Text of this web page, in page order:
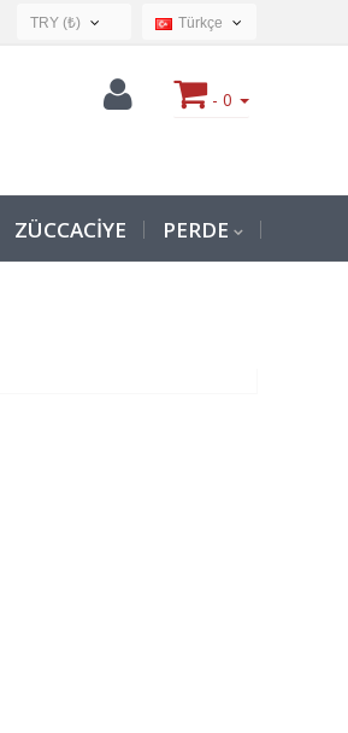
Türkçe
TRY (₺)
- 0
ZÜCCACİYE PERDE